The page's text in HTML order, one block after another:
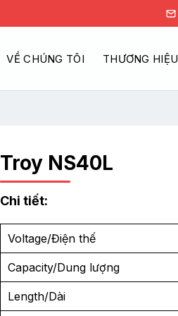
VỀ CHÚNG TÔI THƯƠNG HIỆU
Troy NS40L
Chi tiết:
Voltage/Điện thế
Capacity/Dung lượng
Length/Dài